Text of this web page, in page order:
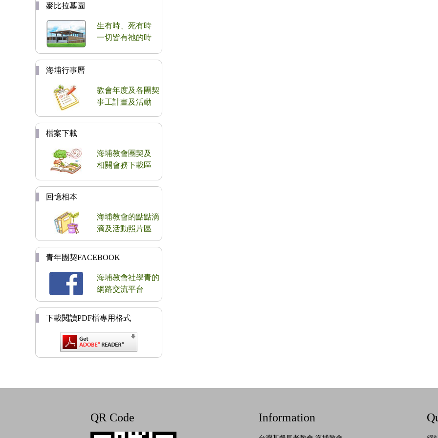
麥比拉墓園
生有時、死有時
一切皆有祂的時
海埔行事曆
教會年度及各團契
事工計畫及活動
檔案下載
海埔教會團契及
相關會務下載區
回憶相本
海埔教會的點點滴
滴及活動照片區
青年團契FACEBOOK
海埔教會社學青的
網路交流平台
下載閱讀PDF檔專用格式
QR Code Information